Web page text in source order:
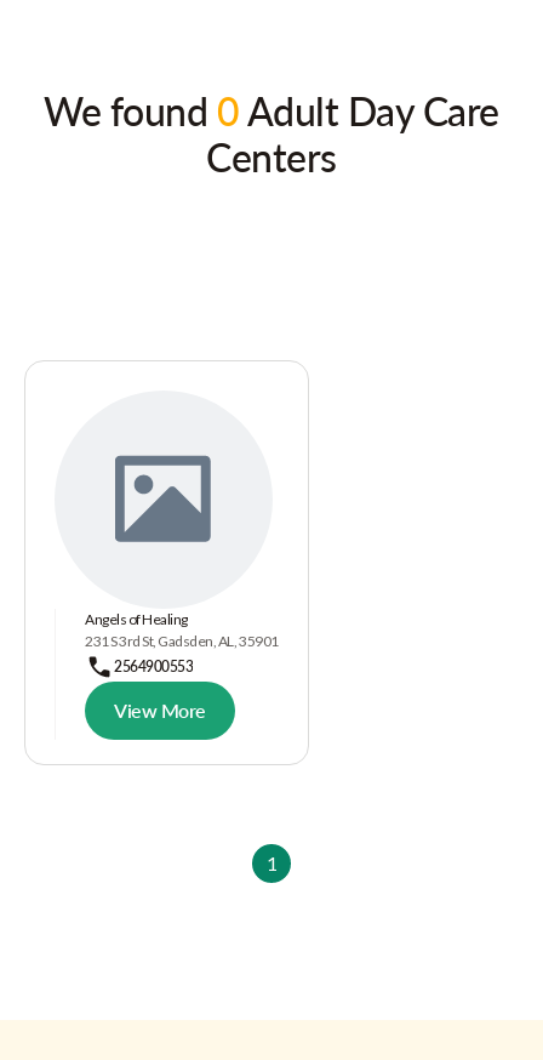
We found 0Adult Day Care
Centers
Angels of Healing
231 S 3rd St, Gadsden, AL, 35901
2564900553
View More
1